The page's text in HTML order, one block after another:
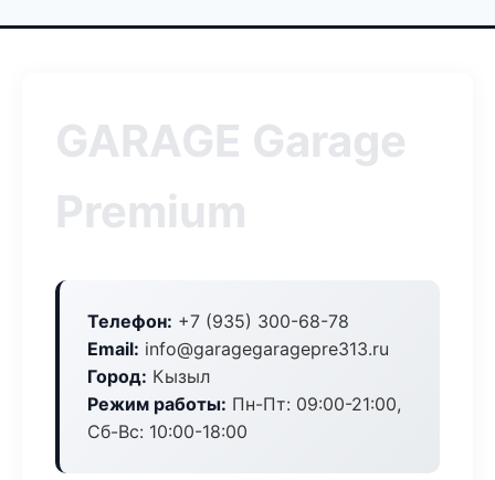
GARAGE Garage
Premium
Телефон: +7 (935) 300-68-78
Email: info@garagegaragepre313.ru
Город: Кызыл
Режим работы: Пн-Пт: 09:00-21:00,
Сб-Вс: 10:00-18:00